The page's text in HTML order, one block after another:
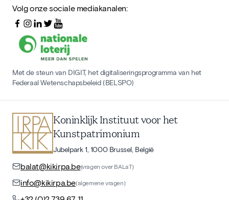
Volg onze sociale mediakanalen:
Met de steun van DIGIT, het digitaliseringsprogramma van het
Federaal Wetenschapsbeleid (BELSPO)
Koninklijk Instituut voor het
Kunstpatrimonium
Jubelpark 1, 1000 Brussel, België
balat@kikirpa.be(vragen over BALaT)
info@kikirpa.be(algemene vragen)